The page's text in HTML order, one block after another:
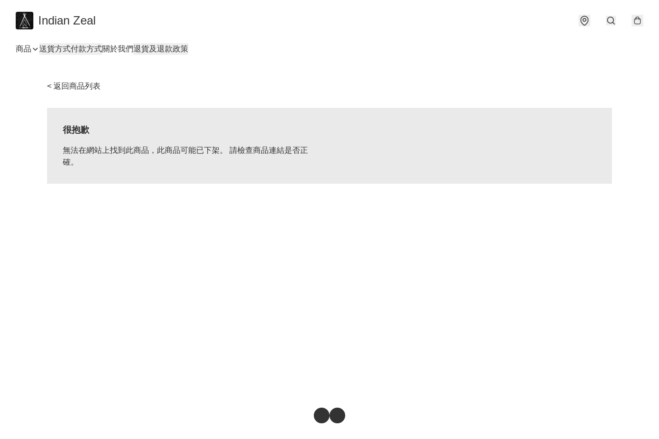
Indian Zeal
商品 送貨方式付款方式關於我們退貨及退款政策
< 返回商品列表
很抱歉
無法在網站上找到此商品，此商品可能已下架。 請檢查商品連結是否正
確。